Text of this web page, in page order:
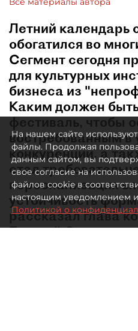
Летний календарь
обогатился во
Сегмент сегодня
для культурных
бизнеса из
Каким должен
фестиваль, чтобы
востребованным в
конкуренции, а
стал
персонализация
устойчивость
рассказал глава
Евгений Сидоров.
На нашем сайте
файлы. Продолжая
данным сайтом, вы
свое согласие на
файлов cookie в
настоящим уведомлением
Политикой о